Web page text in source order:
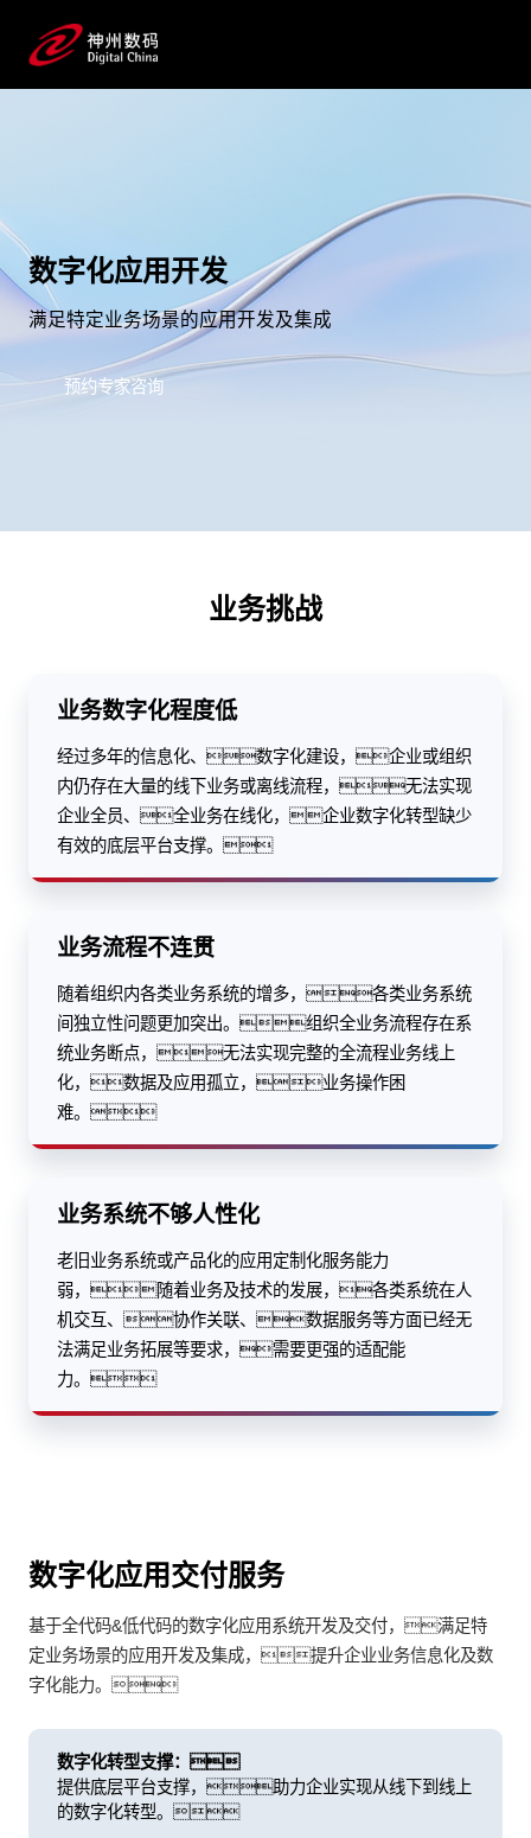
数字化应用开发
满足特定业务场景的应用开发及集成
预约专家咨询
业务挑战
业务数字化程度低
经过多年的信息化、数字化建设，企业或组织
内仍存在大量的线下业务或离线流程，无法实现
企业全员、全业务在线化，企业数字化转型缺少
有效的底层平台支撑。
业务流程不连贯
随着组织内各类业务系统的增多，各类业务系统
间独立性问题更加突出。组织全业务流程存在系
统业务断点，无法实现完整的全流程业务线上
化，数据及应用孤立，业务操作困
难。
业务系统不够人性化
老旧业务系统或产品化的应用定制化服务能力
弱，随着业务及技术的发展，各类系统在人
机交互、协作关联、数据服务等方面已经无
法满足业务拓展等要求，需要更强的适配能
力。
数字化应用交付服务
基于全代码&低代码的数字化应用系统开发及交付，满足特
定业务场景的应用开发及集成，提升企业业务信息化及数
字化能力。
数字化转型支撑：
提供底层平台支撑，助力企业实现从线下到线上
的数字化转型。